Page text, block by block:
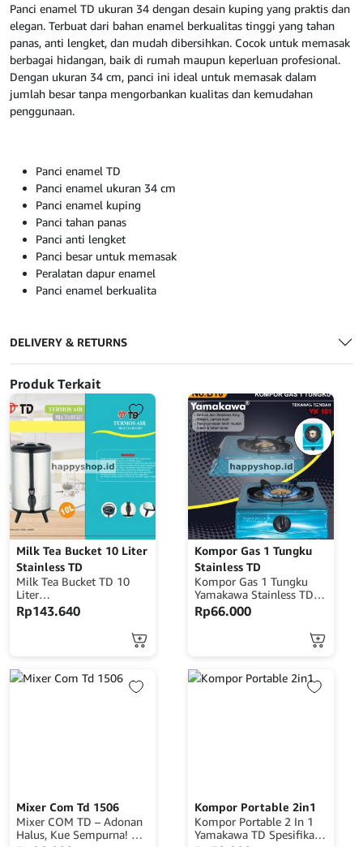
Panci enamel TD ukuran 34 dengan desain kuping yang praktis dan
elegan. Terbuat dari bahan enamel berkualitas tinggi yang tahan
panas, anti lengket, dan mudah dibersihkan. Cocok untuk memasak
berbagai hidangan, baik di rumah maupun keperluan profesional.
Dengan ukuran 34 cm, panci ini ideal untuk memasak dalam
jumlah besar tanpa mengorbankan kualitas dan kemudahan
penggunaan.
Panci enamel TD
Panci enamel ukuran 34 cm
Panci enamel kuping
Panci tahan panas
Panci anti lengket
Panci besar untuk memasak
Peralatan dapur enamel
Panci enamel berkualita
DELIVERY & RETURNS
Produk Terkait
Milk Tea Bucket 10 Liter
Stainless TD
Milk Tea Bucket TD 10
Liter
- Bahan Stainless steel dan Plastik
- Dilengkapi kaki yang dapat di panjang pendekkan
- Dapat tahan Hingga suhu 150 celcius
- Tuas Kran air yang mudah digunakan
-
Tahan panas dan dingin- Body kuat, Tebal dan Awet
Rp143.640
Kompor Gas 1 Tungku
Stainless TD
Kompor Gas 1 Tungku
Yamakawa Stainless TD
Terdapat 1 Tungku
Lapisan Stainless Anti
Ber SNI (Standart
National Indonesia) Super
Rp66.000
Mixer Com Td 1506
Mixer COM TD – Adonan
Halus, Kue Sempurna! 🍰
Kompor Portable 2in1
Kompor Portable 2 In 1
Yamakawa TD Spesifikasi